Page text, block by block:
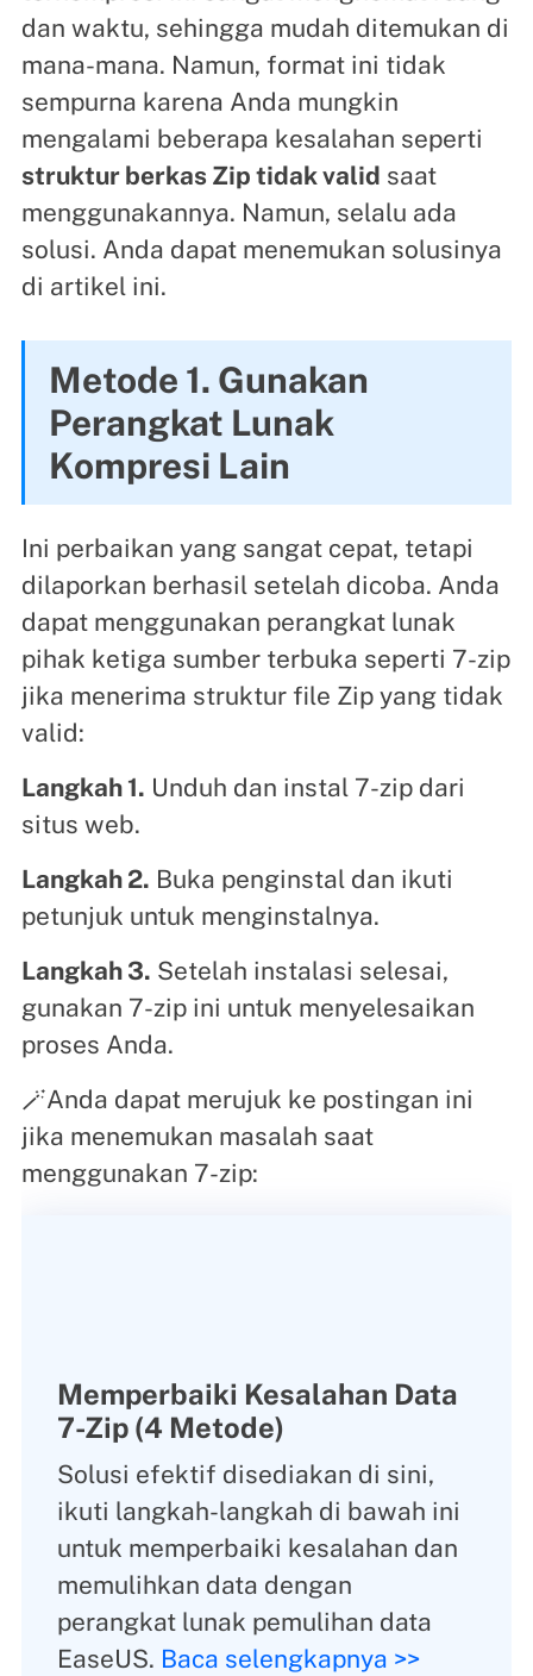
dan waktu, sehingga mudah ditemukan di
mana-mana. Namun, format ini tidak
sempurna karena Anda mungkin
mengalami beberapa kesalahan seperti
struktur berkas Zip tidak valid saat
menggunakannya. Namun, selalu ada
solusi. Anda dapat menemukan solusinya
di artikel ini.
Metode 1. Gunakan
Perangkat Lunak
Kompresi Lain
Ini perbaikan yang sangat cepat, tetapi
dilaporkan berhasil setelah dicoba. Anda
dapat menggunakan perangkat lunak
pihak ketiga sumber terbuka seperti 7-zip
jika menerima struktur file Zip yang tidak
valid:
Langkah 1. Unduh dan instal 7-zip dari
situs web.
Langkah 2. Buka penginstal dan ikuti
petunjuk untuk menginstalnya.
Langkah 3. Setelah instalasi selesai,
gunakan 7-zip ini untuk menyelesaikan
proses Anda.
🪄Anda dapat merujuk ke postingan ini
jika menemukan masalah saat
menggunakan 7-zip:
Memperbaiki Kesalahan Data
7-Zip (4 Metode)
Solusi efektif disediakan di sini,
ikuti langkah-langkah di bawah ini
untuk memperbaiki kesalahan dan
memulihkan data dengan
perangkat lunak pemulihan data
EaseUS. Baca selengkapnya >>